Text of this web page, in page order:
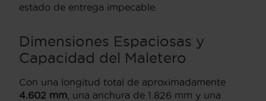
estado de entrega impecable.
Dimensiones Espaciosas y
Capacidad del Maletero
Con una longitud total de aproximadamente
4.602 mm , una anchura de 1.826 mm y una